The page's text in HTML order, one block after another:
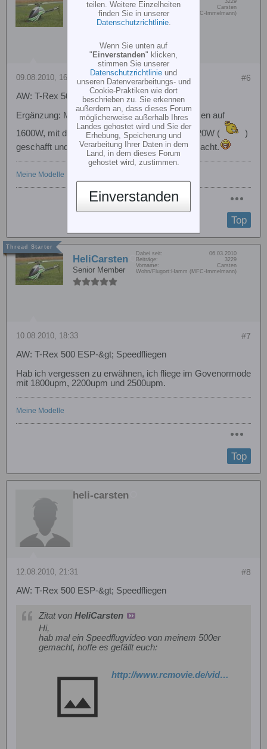
Senior Member
Beiträge:
3229
Vorname:
Carsten
Wohn/Flugort:
Hamm (MFC-Immelmann)
#6
09.08.2010, 16:57
AW: T-Rex 500 ESP-&gt; Speedfliegen
Ergänzung: Mit dem 15er Ritzel geht es in Spitzen auf
1600W, mit dem 16er Ritzel habe ich schon 2020W (
)
geschafft und habe noch keinen Speedflug gemacht.
Meine Modelle
Top
HeliCarsten
Senior Member
Dabei seit:
06.03.2010
Beiträge:
3229
Vorname:
Carsten
Wohn/Flugort: Hamm (MFC-Immelmann)
#7
10.08.2010, 18:33
AW: T-Rex 500 ESP-&gt; Speedfliegen
Hab ich vergessen zu erwähnen, ich fliege im Govenormode
mit 1800upm, 2200upm und 2500upm.
Meine Modelle
Top
heli-carsten
#8
12.08.2010, 21:31
AW: T-Rex 500 ESP-&gt; Speedfliegen
Zitat von HeliCarsten
Hi,
hab mal ein Speedflugvideo von meinem 500er
gemacht, hoffe es gefällt euch:
http://www.rcmovie.de/video/b28c7261dbc8733d7c0b/T-Rex-500-ESP-%3E-Speedfliegen
teilen. Weitere Einzelheiten
finden Sie in unserer
Datenschutzrichtlinie.
Wenn Sie unten auf
"Einverstanden" klicken,
stimmen Sie unserer
Datenschutzrichtlinie und
unseren Datenverarbeitungs- und
Cookie-Praktiken wie dort
beschrieben zu. Sie erkennen
außerdem an, dass dieses Forum
möglicherweise außerhalb Ihres
Landes gehostet wird und Sie der
Erhebung, Speicherung und
Verarbeitung Ihrer Daten in dem
Land, in dem dieses Forum
gehostet wird, zustimmen.
Einverstanden